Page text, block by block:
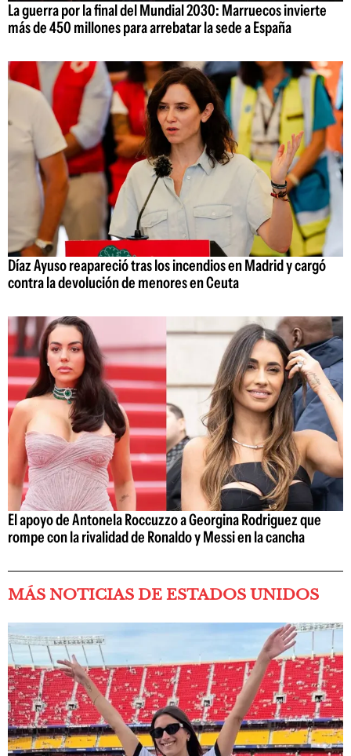
La guerra por la final del Mundial 2030: Marruecos invierte
más de 450 millones para arrebatar la sede a España
Díaz Ayuso reapareció tras los incendios en Madrid y cargó
contra la devolución de menores en Ceuta
El apoyo de Antonela Roccuzzo a Georgina Rodriguez que
rompe con la rivalidad de Ronaldo y Messi en la cancha
MÁS NOTICIAS DE ESTADOS UNIDOS